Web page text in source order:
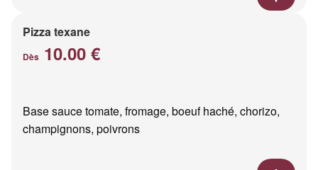
Pizza texane
Dès 10.00 €
Base sauce tomate, fromage, boeuf haché, chorizo,
champignons, poivrons